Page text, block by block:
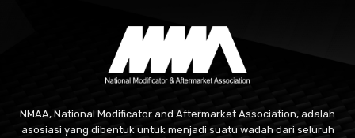
NMAA, National Modificator and Aftermarket Association, adalah
asosiasi yang dibentuk untuk menjadi suatu wadah dari seluruh